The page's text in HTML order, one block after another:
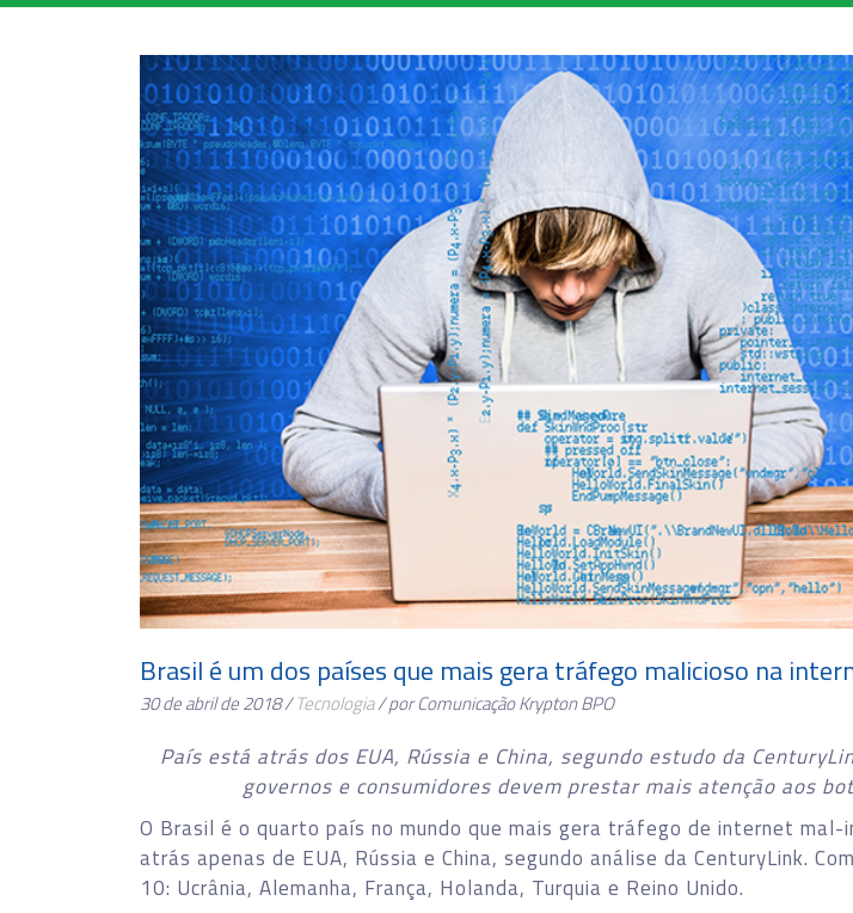
Brasil é um dos países que mais gera tráfego malicioso na
30 de abril de 2018 /Tecnologia/ por Comunicação Krypton BPO
País está atrás dos EUA, Rússia e China, segundo estudo da
governos e consumidores devem prestar mais atenção aos
O Brasil é o quarto país no mundo que mais gera tráfego de internet mal-
atrás apenas de EUA, Rússia e China, segundo análise da CenturyLink.
10: Ucrânia, Alemanha, França, Holanda, Turquia e Reino Unido.